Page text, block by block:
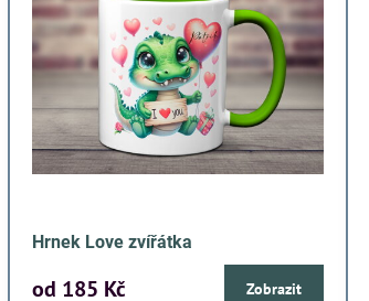
Hrnek Love zvířátka
od 185 Kč Zobrazit